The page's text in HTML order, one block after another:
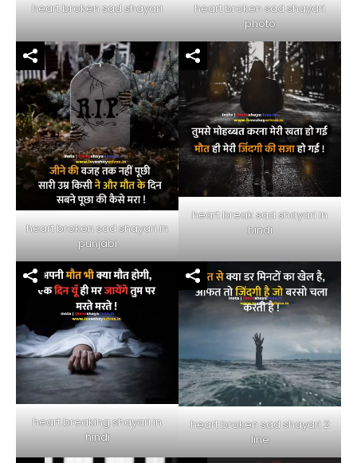
heart broken sad shayari
heart broken sad shayari
photo
heart broken sad shayari in
punjabi
heart break sad shayari in
hindi
heart breaking shayari in
hindi
heart broken sad shayari 2
line